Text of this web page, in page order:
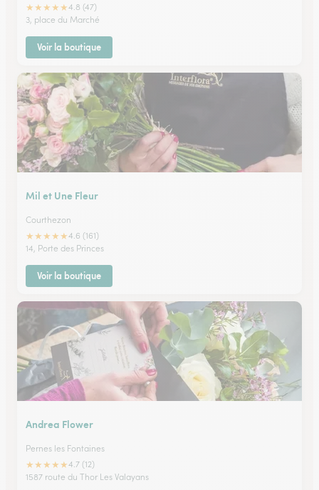
★★★★★4.8 (47)
3, place du Marché
Voir la boutique
Mil et Une Fleur
Courthezon
★★★★★4.6 (161)
14, Porte des Princes
Voir la boutique
Andrea Flower
Pernes les Fontaines
★★★★★4.7 (12)
1587 route du Thor Les Valayans